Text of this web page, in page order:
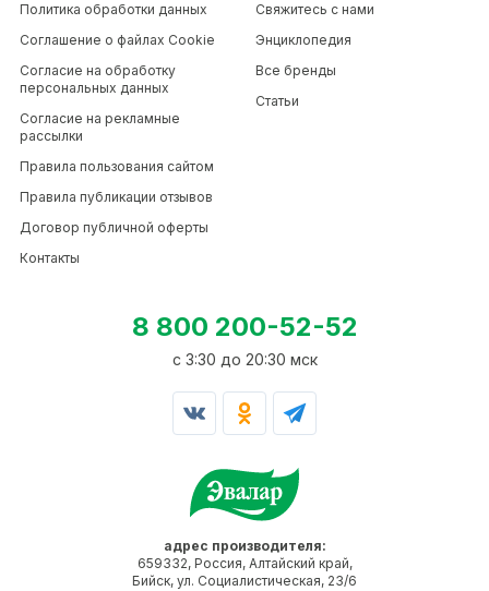
адрес производителя:
659332, Россия, Алтайский край,
Бийск, ул. Социалистическая, 23/6
Политика обработки данных
Соглашение о файлах Cookie
Согласие на обработку
персональных данных
Согласие на рекламные
рассылки
Правила пользования сайтом
Правила публикации отзывов
Договор публичной оферты
Контакты
Свяжитесь с нами
Энциклопедия
Все бренды
Статьи
8 800 200-52-52
c 3:30 до 20:30 мск